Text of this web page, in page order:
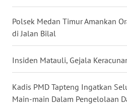
Polsek Medan Timur Amankan
di Jalan Bilal
Insiden Matauli, Gejala
Kadis PMD Tapteng Ingatkan
Main-main Dalam Pengelolaan
SELATAN
WN
KARO